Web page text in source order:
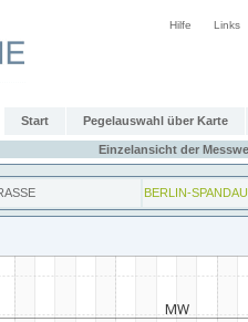
Hilfe Links
Start Pegelauswahl über Karte
Einzelansicht der
BERLIN-